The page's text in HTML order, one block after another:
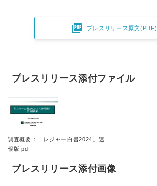
 プレスリリース原文(PDF)
プレスリリース添付ファイル
調査概要：「レジャー白書2024」速
報版.pdf
プレスリリース添付画像